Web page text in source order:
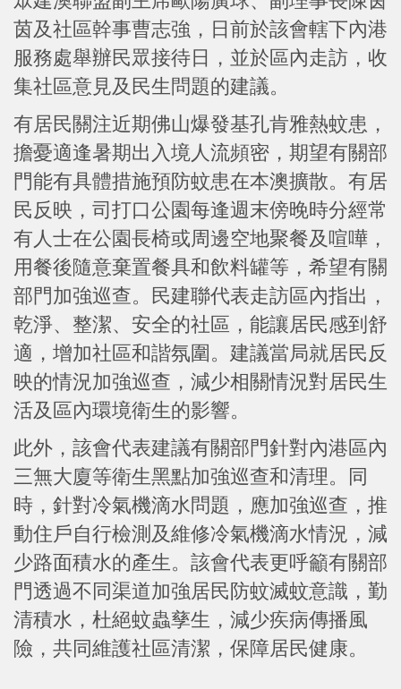
茵及社區幹事曹志強，日前於該會轄下內港
服務處舉辦民眾接待日，並於區內走訪，收
集社區意見及民生問題的建議。
有居民關注近期佛山爆發基孔肯雅熱蚊患，
擔憂適逢暑期出入境人流頻密，期望有關部
門能有具體措施預防蚊患在本澳擴散。有居
民反映，司打口公園每逢週末傍晚時分經常
有人士在公園長椅或周邊空地聚餐及喧嘩，
用餐後隨意棄置餐具和飲料罐等，希望有關
部門加強巡查。民建聯代表走訪區內指出，
乾淨、整潔、安全的社區，能讓居民感到舒
適，增加社區和諧氛圍。建議當局就居民反
映的情況加強巡查，減少相關情況對居民生
活及區內環境衛生的影響。
此外，該會代表建議有關部門針對內港區內
三無大廈等衛生黑點加強巡查和清理。同
時，針對冷氣機滴水問題，應加強巡查，推
動住戶自行檢測及維修冷氣機滴水情況，減
少路面積水的產生。該會代表更呼籲有關部
門透過不同渠道加強居民防蚊滅蚊意識，勤
清積水，杜絕蚊蟲孳生，減少疾病傳播風
險，共同維護社區清潔，保障居民健康。